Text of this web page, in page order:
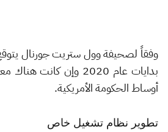
وفقاً لصحيفة وول ستريت جورنال
بدايات عام 2020 وإن
أوساط الحكومة الأمريكية.
تطوير نظام تشغيل خاص